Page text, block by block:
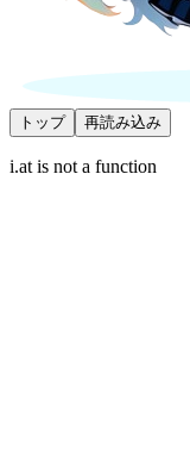
トップ 再読み込み
i.at is not a function